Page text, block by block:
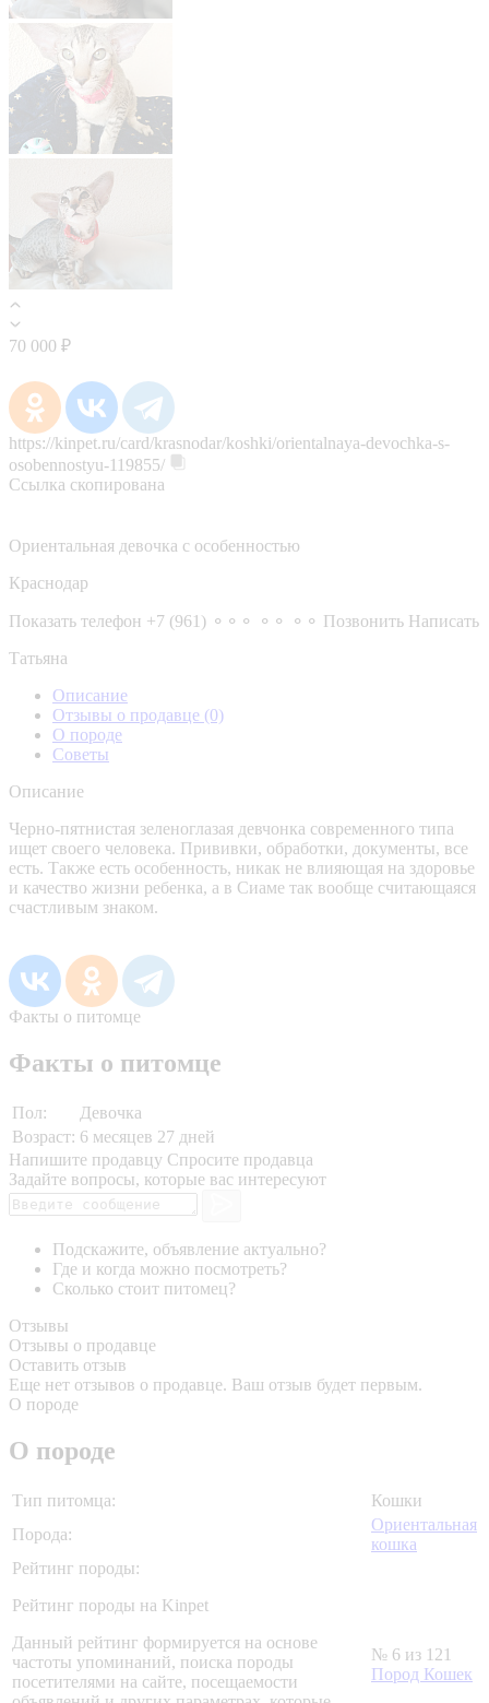
70 000 ₽
https://kinpet.ru/card/krasnodar/koshki/orientalnaya-devochka-s-
osobennostyu-119855/
Ссылка скопирована
Ориентальная девочка с особенностью
Краснодар
Показать телефон +7 (961) ⚬⚬⚬ ⚬⚬ ⚬⚬ Позвонить Написать
Татьяна
Описание
Отзывы о продавце (0)
О породе
Советы
Описание
Черно-пятнистая зеленоглазая девчонка современного типа
ищет своего человека. Прививки, обработки, документы, все
есть. Также есть особенность, никак не влияющая на здоровье
и качество жизни ребенка, а в Сиаме так вообще считающаяся
счастливым знаком.
Факты о питомце
Факты о питомце
Пол:
Девочка
Возраст: 6 месяцев 27 дней
Напишите продавцу Спросите продавца
Задайте вопросы, которые вас интересуют
Подскажите, объявление актуально?
Где и когда можно посмотреть?
Сколько стоит питомец?
Отзывы
Отзывы о продавце
Оставить отзыв
Еще нет отзывов о продавце. Ваш отзыв будет первым.
О породе
О породе
Тип питомца:
Кошки
Порода:
Ориентальная
кошка
Рейтинг породы:
Рейтинг породы на Kinpet
Данный рейтинг формируется на основе
частоты упоминаний, поиска породы
посетителями на сайте, посещаемости
№ 6 из 121
Пород Кошек